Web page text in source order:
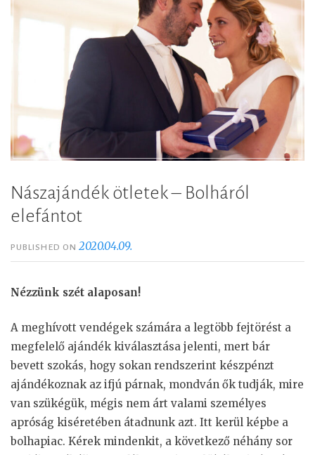
Nászajándék ötletek – Bolháról
elefántot
PUBLISHED ON2020.04.09.
Nézzünk szét alaposan!
A meghívott vendégek számára a legtöbb fejtörést a
megfelelő ajándék kiválasztása jelenti, mert bár
bevett szokás, hogy sokan rendszerint készpénzt
ajándékoznak az ifjú párnak, mondván ők tudják, mire
van szükégük, mégis nem árt valami személyes
apróság kiséretében átadnunk azt. Itt kerül képbe a
bolhapiac. Kérek mindenkit, a következő néhány sor